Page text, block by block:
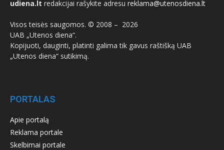
udiena.lt redakcijai rašykite adresu reklama@utenosdiena.lt
Visos teisės saugomos. © 2008 – 2026
UAB „Utenos diena“.
Kopijuoti, dauginti, platinti galima tik gavus raštišką UAB
„Utenos diena“ sutikimą.
PORTALAS
Apie portalą
Reklama portale
Skelbimai portale